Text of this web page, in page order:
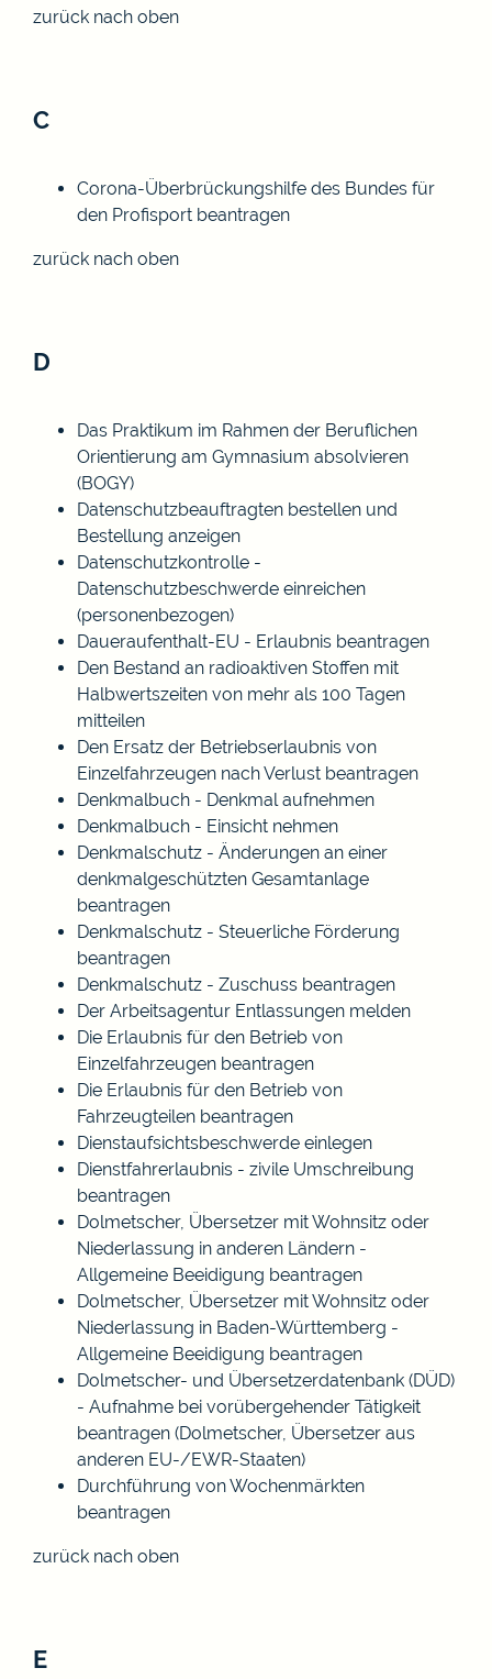
zurück nach oben
C
Corona-Überbrückungshilfe des Bundes für
den Profisport beantragen
zurück nach oben
D
Das Praktikum im Rahmen der Beruflichen
Orientierung am Gymnasium absolvieren
(BOGY)
Datenschutzbeauftragten bestellen und
Bestellung anzeigen
Datenschutzkontrolle -
Datenschutzbeschwerde einreichen
(personenbezogen)
Daueraufenthalt-EU - Erlaubnis beantragen
Den Bestand an radioaktiven Stoffen mit
Halbwertszeiten von mehr als 100 Tagen
mitteilen
Den Ersatz der Betriebserlaubnis von
Einzelfahrzeugen nach Verlust beantragen
Denkmalbuch - Denkmal aufnehmen
Denkmalbuch - Einsicht nehmen
Denkmalschutz - Änderungen an einer
denkmalgeschützten Gesamtanlage
beantragen
Denkmalschutz - Steuerliche Förderung
beantragen
Denkmalschutz - Zuschuss beantragen
Der Arbeitsagentur Entlassungen melden
Die Erlaubnis für den Betrieb von
Einzelfahrzeugen beantragen
Die Erlaubnis für den Betrieb von
Fahrzeugteilen beantragen
Dienstaufsichtsbeschwerde einlegen
Dienstfahrerlaubnis - zivile Umschreibung
beantragen
Dolmetscher, Übersetzer mit Wohnsitz oder
Niederlassung in anderen Ländern -
Allgemeine Beeidigung beantragen
Dolmetscher, Übersetzer mit Wohnsitz oder
Niederlassung in Baden-Württemberg -
Allgemeine Beeidigung beantragen
Dolmetscher- und Übersetzerdatenbank (DÜD)
- Aufnahme bei vorübergehender Tätigkeit
beantragen (Dolmetscher, Übersetzer aus
anderen EU-/EWR-Staaten)
Durchführung von Wochenmärkten
beantragen
zurück nach oben
E